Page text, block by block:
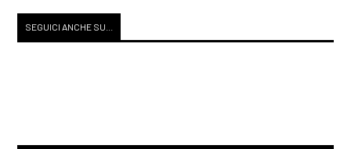
SEGUICI ANCHE SU...